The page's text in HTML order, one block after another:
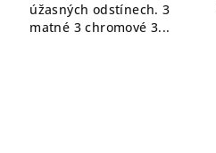
úžasných odstínech. 3
matné 3 chromové 3...